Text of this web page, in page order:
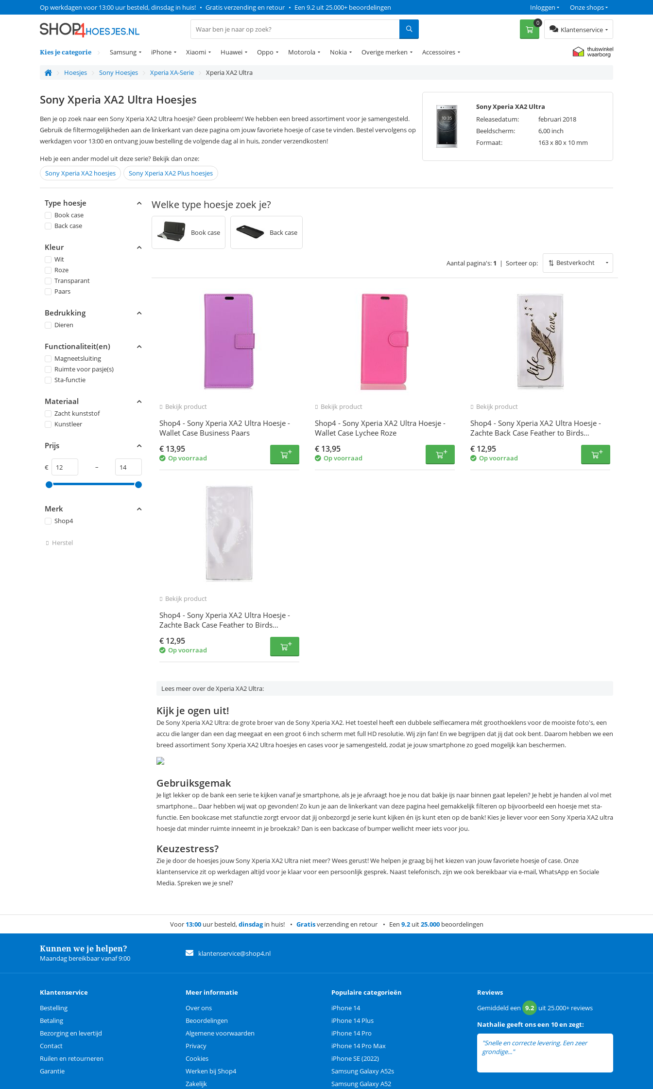
Op werkdagen voor 13:00 uur besteld, dinsdag in huis! • Gratis verzending en retour • Een 9.2 uit 25.000+ beoordelingen Onze shops
Inloggen
Klantenservice
0
Kies je categorie Samsung iPhone Xiaomi Huawei Oppo Motorola Nokia Overige merken Accessoires
Hoesjes Sony Hoesjes Xperia XA-Serie Xperia XA2 Ultra
Sony Xperia XA2 Ultra Hoesjes
Ben je op zoek naar een Sony Xperia XA2 Ultra hoesje? Geen probleem! We hebben een breed assortiment voor je samengesteld.
Gebruik de filtermogelijkheden aan de linkerkant van deze pagina om jouw favoriete hoesje of case te vinden. Bestel vervolgens op
werkdagen voor 13:00 en ontvang jouw bestelling de volgende dag al in huis, zonder verzendkosten!
Heb je een ander model uit deze serie? Bekijk dan onze:
Sony Xperia XA2 hoesjes
Sony Xperia XA2 Plus hoesjes
Sony Xperia XA2 Ultra
Releasedatum:
februari 2018
Beeldscherm:
6,00 inch
Formaat:
163 x 80 x 10 mm
Type hoesje
Book case
Back case
Kleur
Wit
Roze
Transparant
Paars
Bedrukking
Dieren
Functionaliteit(en)
Magneetsluiting
Ruimte voor pasje(s)
Sta-functie
Materiaal
Zacht kunststof
Kunstleer
Prijs
€ –
Merk
Shop4
Herstel
Welke type hoesje zoek je?
Book case Back case
Sorteer op: Bestverkocht
Aantal pagina's: 1 |
Bekijk product
Shop4 - Sony Xperia XA2 Ultra Hoesje -
Wallet Case Business Paars
€ 13,95
Op voorraad
Bekijk product
Shop4 - Sony Xperia XA2 Ultra Hoesje -
Wallet Case Lychee Roze
€ 13,95
Op voorraad
Bekijk product
Shop4 - Sony Xperia XA2 Ultra Hoesje -
Zachte Back Case Feather to Birds
€ 12,95
Op voorraad
Bekijk product
Shop4 - Sony Xperia XA2 Ultra Hoesje -
Zachte Back Case Feather to Birds
€ 12,95
Op voorraad
Lees meer over de Xperia XA2 Ultra:
Kijk je ogen uit!
De Sony Xperia XA2 Ultra: de grote broer van de Sony Xperia XA2. Het toestel heeft een dubbele selfiecamera mét groothoeklens voor de mooiste foto's, een
accu die langer dan een dag meegaat en een groot 6 inch scherm met full HD resolutie. Wij zijn fan! En we begrijpen dat jij dat ook bent. Daarom hebben we een
breed assortiment Sony Xperia XA2 Ultra hoesjes en cases voor je samengesteld, zodat je jouw smartphone zo goed mogelijk kan beschermen.
Gebruiksgemak
Je ligt lekker op de bank een serie te kijken vanaf je smartphone, als je je afvraagt hoe je nou dat bakje ijs naar binnen gaat lepelen? Je hebt je handen al vol met
smartphone... Daar hebben wij wat op gevonden! Zo kun je aan de linkerkant van deze pagina heel gemakkelijk filteren op bijvoorbeeld een hoesje met sta-
functie. Een bookcase met stafunctie zorgt ervoor dat jij onbezorgd je serie kunt kijken én ijs kunt eten op de bank! Kies je liever voor een Sony Xperia XA2 ultra
hoesje dat minder ruimte inneemt in je broekzak? Dan is een backcase of bumper wellicht meer iets voor jou.
Keuzestress?
Zie je door de hoesjes jouw Sony Xperia XA2 Ultra niet meer? Wees gerust! We helpen je graag bij het kiezen van jouw favoriete hoesje of case. Onze
klantenservice zit op werkdagen altijd voor je klaar voor een persoonlijk gesprek. Naast telefonisch, zijn we ook bereikbaar via e-mail, WhatsApp en Sociale
Media. Spreken we je snel?
Voor 13:00uur besteld,dinsdagin huis! Gratisverzending en retour Een 9.2uit25.000beoordelingen
Kunnen we je helpen?
Maandag bereikbaar vanaf 9:00
klantenservice@shop4.nl
Klantenservice
Bestelling
Betaling
Bezorging en levertijd
Contact
Ruilen en retourneren
Garantie
Meer informatie
Over ons
Beoordelingen
Algemene voorwaarden
Privacy
Cookies
Werken bij Shop4
Zakelijk
Populaire categorieën
iPhone 14
iPhone 14 Plus
iPhone 14 Pro
iPhone 14 Pro Max
iPhone SE (2022)
Samsung Galaxy A52s
Samsung Galaxy A52
Reviews
Gemiddeld een 9.2 uit25.000+ reviews
Nathaliegeeft ons een 10 en zegt:
"Snelle en correcte levering. Een zeer
grondige..."